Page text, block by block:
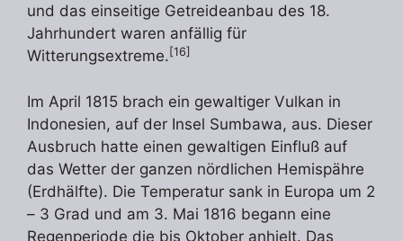
und das einseitige Getreideanbau des 18.
Jahrhundert waren anfällig für
Witterungsextreme.[16]
Im April 1815 brach ein gewaltiger Vulkan in
Indonesien, auf der Insel Sumbawa, aus. Dieser
Ausbruch hatte einen gewaltigen Einfluß auf
das Wetter der ganzen nördlichen Hemispähre
(Erdhälfte). Die Temperatur sank in Europa um 2
– 3 Grad und am 3. Mai 1816 begann eine
Regenperiode die bis Oktober anhielt. Das